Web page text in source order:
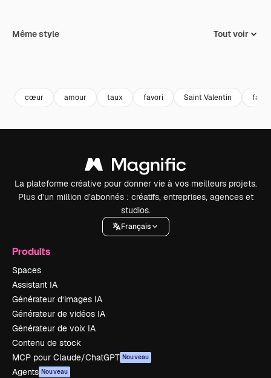
Même style Tout voir
cœur amour taux favori Saint Valentin
La plateforme créative pour donner vie à vos meilleurs projets.
Plus d’un million d’abonnés : créatifs, entreprises, agences et
studios.
Français
Produits
Spaces
Assistant IA
Générateur d’images IA
Générateur de vidéos IA
Générateur de voix IA
Contenu de stock
MCP pour Claude/ChatGPT Nouveau
Agents Nouveau